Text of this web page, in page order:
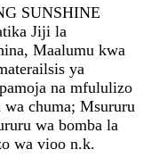
SUNSHINE
Jiji la
Maalumu kwa
ya
na mfululizo
chuma; Msururu
wa bomba la
wa vioo n.k.